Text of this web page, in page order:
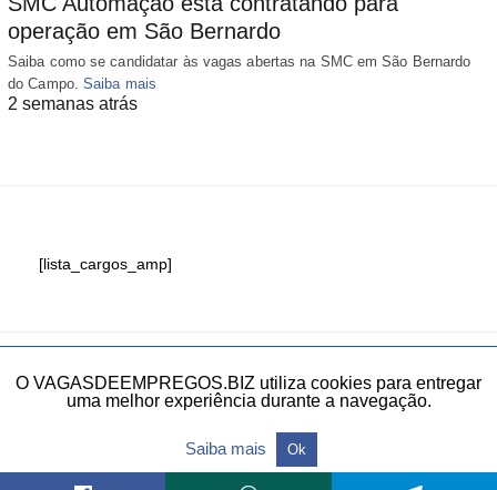
operação em São Bernardo
Saiba como se candidatar às vagas abertas na SMC em São Bernardo
do Campo. Saiba mais
2 semanas atrás
[lista_cargos_amp]
Fale conosco
O VAGASDEEMPREGOS.BIZ utiliza cookies para entregar
uma melhor experiência durante a navegação.
Saiba mais Ok